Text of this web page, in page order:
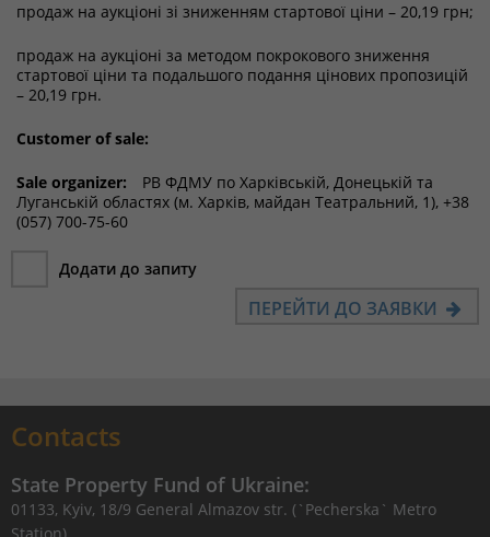
продаж на аукціоні зі зниженням стартової ціни – 20,19 грн;
продаж на аукціоні за методом покрокового зниження
стартової ціни та подальшого подання цінових пропозицій
– 20,19 грн.
Customer of sale:
Sale organizer:
РВ ФДМУ по Харківській, Донецькій та
Луганській областях (м. Харків, майдан Театральний, 1), +38
(057) 700-75-60
Додати до запиту
ПЕРЕЙТИ ДО ЗАЯВКИ
Contacts
State Property Fund of Ukraine:
01133, Kyiv, 18/9 General Almazov str. (`Pecherska` Metro